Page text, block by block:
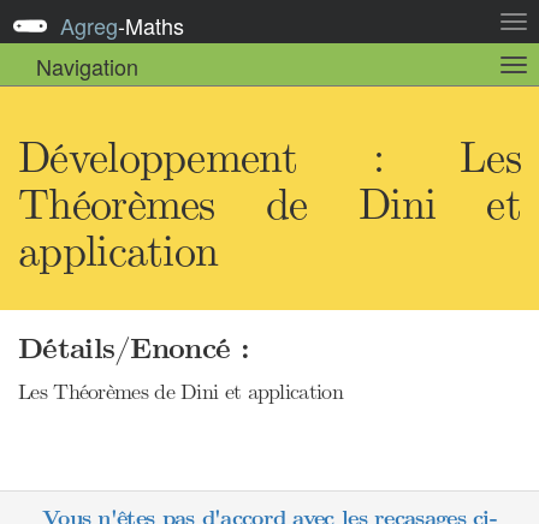
la
Agreg-Maths
Navigation
la
Développement : Les
Théorèmes de Dini et
application
Détails/Enoncé :
Les Théorèmes de Dini et application